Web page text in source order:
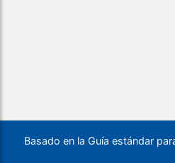
Basado en la Guía estándar